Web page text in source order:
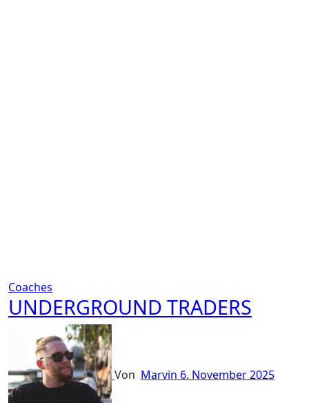
Coaches
UNDERGROUND TRADERS
Von Marvin 6. November 2025